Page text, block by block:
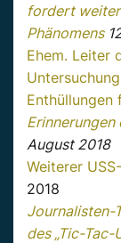
fordert
Phänomens
Ehem. Leiter
Enthüllungen
August 2018
Weiterer
2018
Journalisten-
des „Tic-Tac-